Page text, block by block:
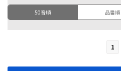
50音順 品番順
1